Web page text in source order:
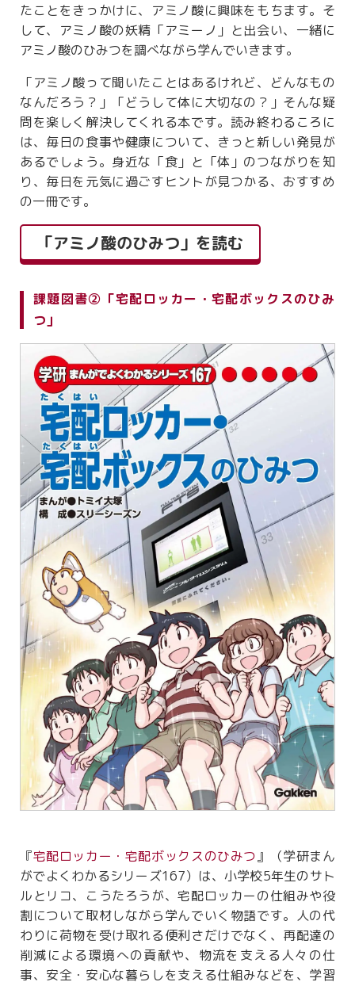
たことをきっかけに、アミノ酸に興味をもちます。そ
して、アミノ酸の妖精「アミーノ」と出会い、一緒に
アミノ酸のひみつを調べながら学んでいきます。
「アミノ酸って聞いたことはあるけれど、どんなもの
なんだろう？」「どうして体に大切なの？」そんな疑
問を楽しく解決してくれる本です。読み終わるころに
は、毎日の食事や健康について、きっと新しい発見が
あるでしょう。身近な「食」と「体」のつながりを知
り、毎日を元気に過ごすヒントが見つかる、おすすめ
の一冊です。
「アミノ酸のひみつ」を読む
課題図書②「宅配ロッカー・宅配ボックスのひみ
つ」
『宅配ロッカー・宅配ボックスのひみつ』（学研まん
がでよくわかるシリーズ167）は、小学校5年生のサト
ルとリコ、こうたろうが、宅配ロッカーの仕組みや役
割について取材しながら学んでいく物語です。人の代
わりに荷物を受け取れる便利さだけでなく、再配達の
削減による環境への貢献や、物流を支える人々の仕
事、安全・安心な暮らしを支える仕組みなどを、学習